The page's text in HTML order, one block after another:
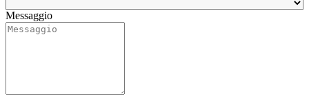
Messaggio